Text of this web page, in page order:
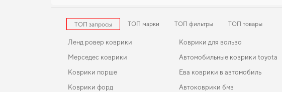
ТОП запросы ТОП марки ТОП фильтры ТОП товары
Ленд ровер коврики
Мерседес коврики
Коврики порше
Коврики форд
Коврики для вольво
Автомобильные коврики toyota
Ева коврики в автомобиль
Автоковрики бмв